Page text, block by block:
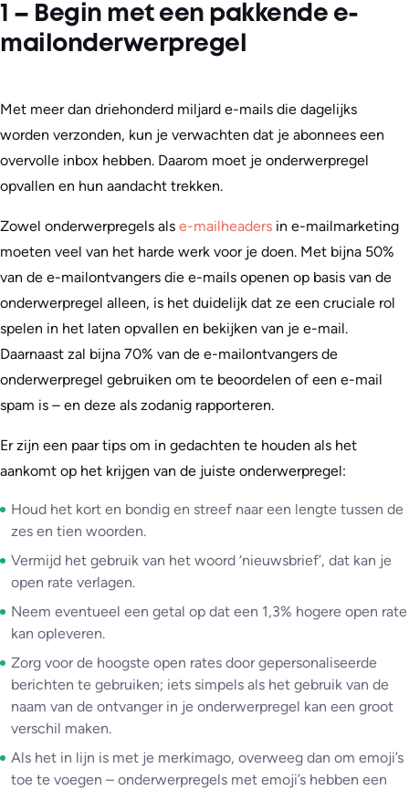
1 – Begin met een pakkende e-
mailonderwerpregel
Met meer dan driehonderd miljard e-mails die dagelijks
worden verzonden, kun je verwachten dat je abonnees een
overvolle inbox hebben. Daarom moet je onderwerpregel
opvallen en hun aandacht trekken.
Zowel onderwerpregels als e-mailheaders in e-mailmarketing
moeten veel van het harde werk voor je doen. Met bijna 50%
van de e-mailontvangers die e-mails openen op basis van de
onderwerpregel alleen, is het duidelijk dat ze een cruciale rol
spelen in het laten opvallen en bekijken van je e-mail.
Daarnaast zal bijna 70% van de e-mailontvangers de
onderwerpregel gebruiken om te beoordelen of een e-mail
spam is – en deze als zodanig rapporteren.
Er zijn een paar tips om in gedachten te houden als het
aankomt op het krijgen van de juiste onderwerpregel:
Houd het kort en bondig en streef naar een lengte tussen de
zes en tien woorden.
Vermijd het gebruik van het woord ‘nieuwsbrief’, dat kan je
open rate verlagen.
Neem eventueel een getal op dat een 1,3% hogere open rate
kan opleveren.
Zorg voor de hoogste open rates door gepersonaliseerde
berichten te gebruiken; iets simpels als het gebruik van de
naam van de ontvanger in je onderwerpregel kan een groot
verschil maken.
Als het in lijn is met je merkimago, overweeg dan om emoji’s
toe te voegen – onderwerpregels met emoji’s hebben een